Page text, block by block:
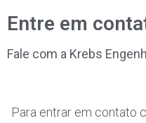
Entre em
Fale com a Krebs
Para entrar em contato